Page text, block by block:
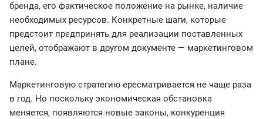
бренда, его фактическое положение на рынке, наличие
необходимых ресурсов. Конкретные шаги, которые
предстоит предпринять для реализации поставленных
целей, отображают в другом документе — маркетинговом
плане.
Маркетинговую стратегию ересматривается не чаще раза
в год. Но поскольку экономическая обстановка
меняется, появляются новые законы, конкуренция